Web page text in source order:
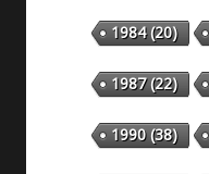
1984(20)
1987(22)
1990(38)